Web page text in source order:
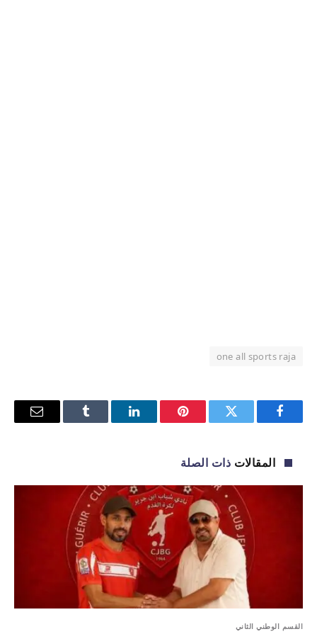
one all sports raja
فيسبوك تويتر بينتيريستلينكدإن Tumblr
البريد
المقالات ذات الصلة
القسم الوطني الثاني